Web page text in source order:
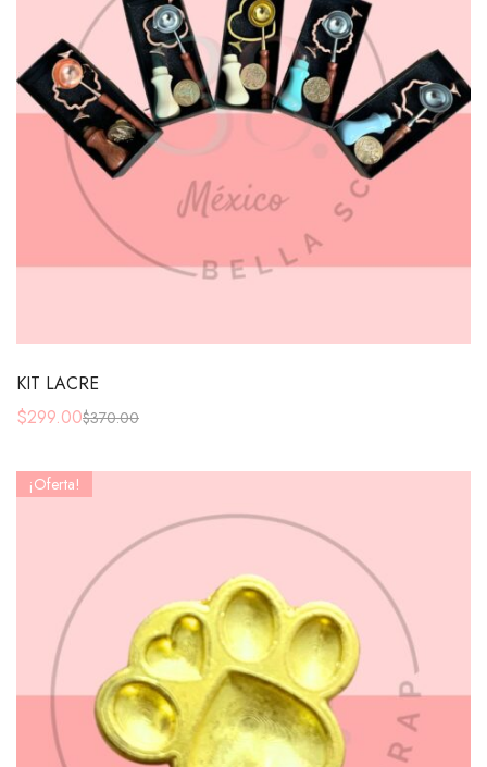
KIT LACRE
$370.00
$299.00
¡Oferta!